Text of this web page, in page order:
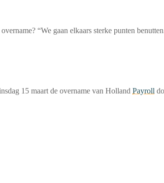
“We gaan elkaars sterke punten
15 maart de overname van Holland Payroll